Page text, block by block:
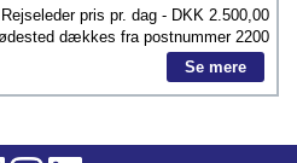
Rejseleder pris pr. dag - DKK 2.500,00
dækkes fra postnummer 2200
Se mere